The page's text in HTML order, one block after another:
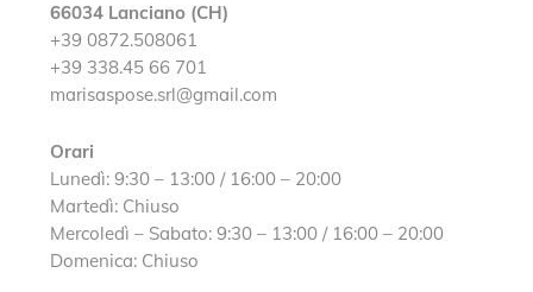
66034 Lanciano (CH)
+39 0872.508061
+39 338.45 66 701
marisaspose.srl@gmail.com
Orari
Lunedì: 9:30 – 13:00 / 16:00 – 20:00
Martedì: Chiuso
Mercoledì – Sabato: 9:30 – 13:00 / 16:00 – 20:00
Domenica: Chiuso